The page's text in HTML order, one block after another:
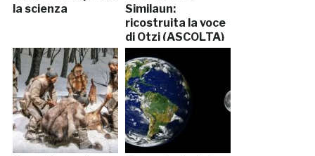
la scienza
Similaun:
ricostruita la voce
di Otzi (ASCOLTA)